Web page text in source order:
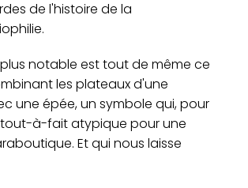
de l'histoire de la
notable est tout de même ce
les plateaux d'une
une épée, un symbole qui, pour
à-fait atypique pour une
Et qui nous laisse